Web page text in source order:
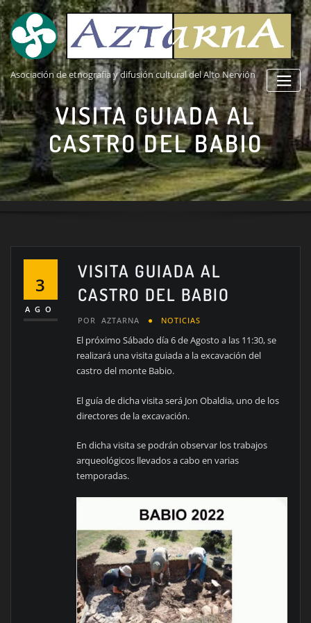
Saltar
al
contenido
Asociación de etnografía y difusión cultural del Alto Nervión
VISITA GUIADA AL
CASTRO DEL BABIO
3
AGO
VISITA GUIADA AL
CASTRO DEL BABIO
POR AZTARNA NOTICIAS
El próximo Sábado día 6 de Agosto a las 11:30, se
realizará una visita guiada a la excavación del
castro del monte Babio.
El guía de dicha visita será Jon Obaldia, uno de los
directores de la excavación.
En dicha visita se podrán observar los trabajos
arqueológicos llevados a cabo en varias
temporadas.